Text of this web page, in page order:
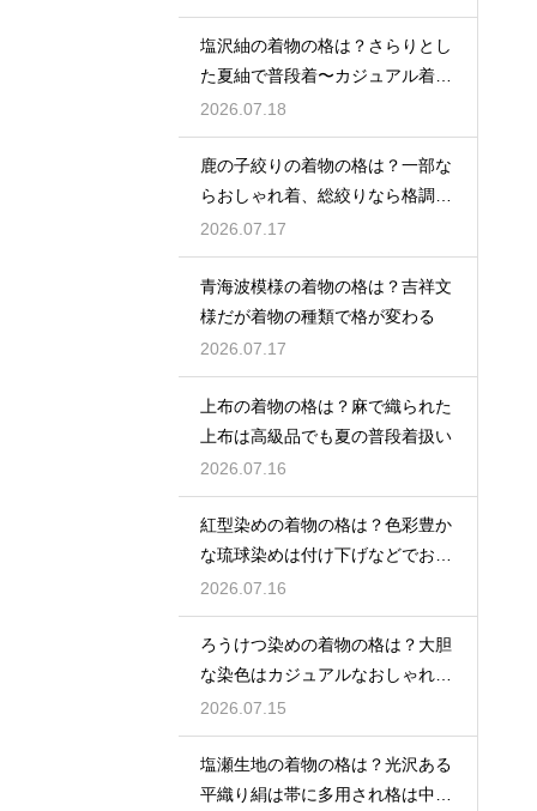
塩沢紬の着物の格は？さらりとし
た夏紬で普段着〜カジュアル着物
として活躍
2026.07.18
鹿の子絞りの着物の格は？一部な
らおしゃれ着、総絞りなら格調高
い晴れ着に
2026.07.17
青海波模様の着物の格は？吉祥文
様だが着物の種類で格が変わる
2026.07.17
上布の着物の格は？麻で織られた
上布は高級品でも夏の普段着扱い
2026.07.16
紅型染めの着物の格は？色彩豊か
な琉球染めは付け下げなどでおし
ゃれ着向き
2026.07.16
ろうけつ染めの着物の格は？大胆
な染色はカジュアルなおしゃれ着
に最適
2026.07.15
塩瀬生地の着物の格は？光沢ある
平織り絹は帯に多用され格は中位